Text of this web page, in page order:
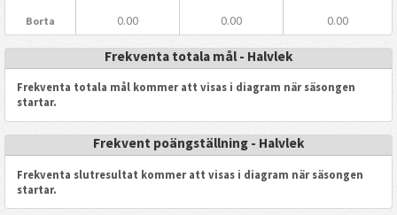
Borta 0.00 0.00 0.00
Frekventa totala mål - Halvlek
Frekventa totala mål kommer att visas i diagram när säsongen
startar.
Frekvent poängställning - Halvlek
Frekventa slutresultat kommer att visas i diagram när säsongen
startar.